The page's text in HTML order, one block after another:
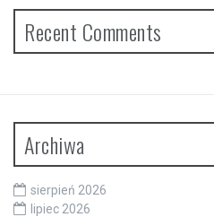
Recent Comments
Archiwa
sierpień 2026
lipiec 2026